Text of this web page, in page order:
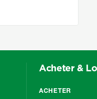
Acheter &
ACHETER